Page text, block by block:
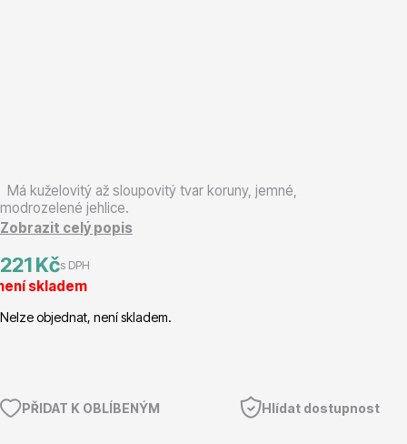
Semena, sadba
Má kuželovitý až sloupovitý tvar koruny, jemné,
modrozelené jehlice.
Zobrazit celý popis
221 Kčs DPH
skladem
Nelze objednat, není skladem.
PŘIDAT K OBLÍBENÝM Hlídat dostupnost